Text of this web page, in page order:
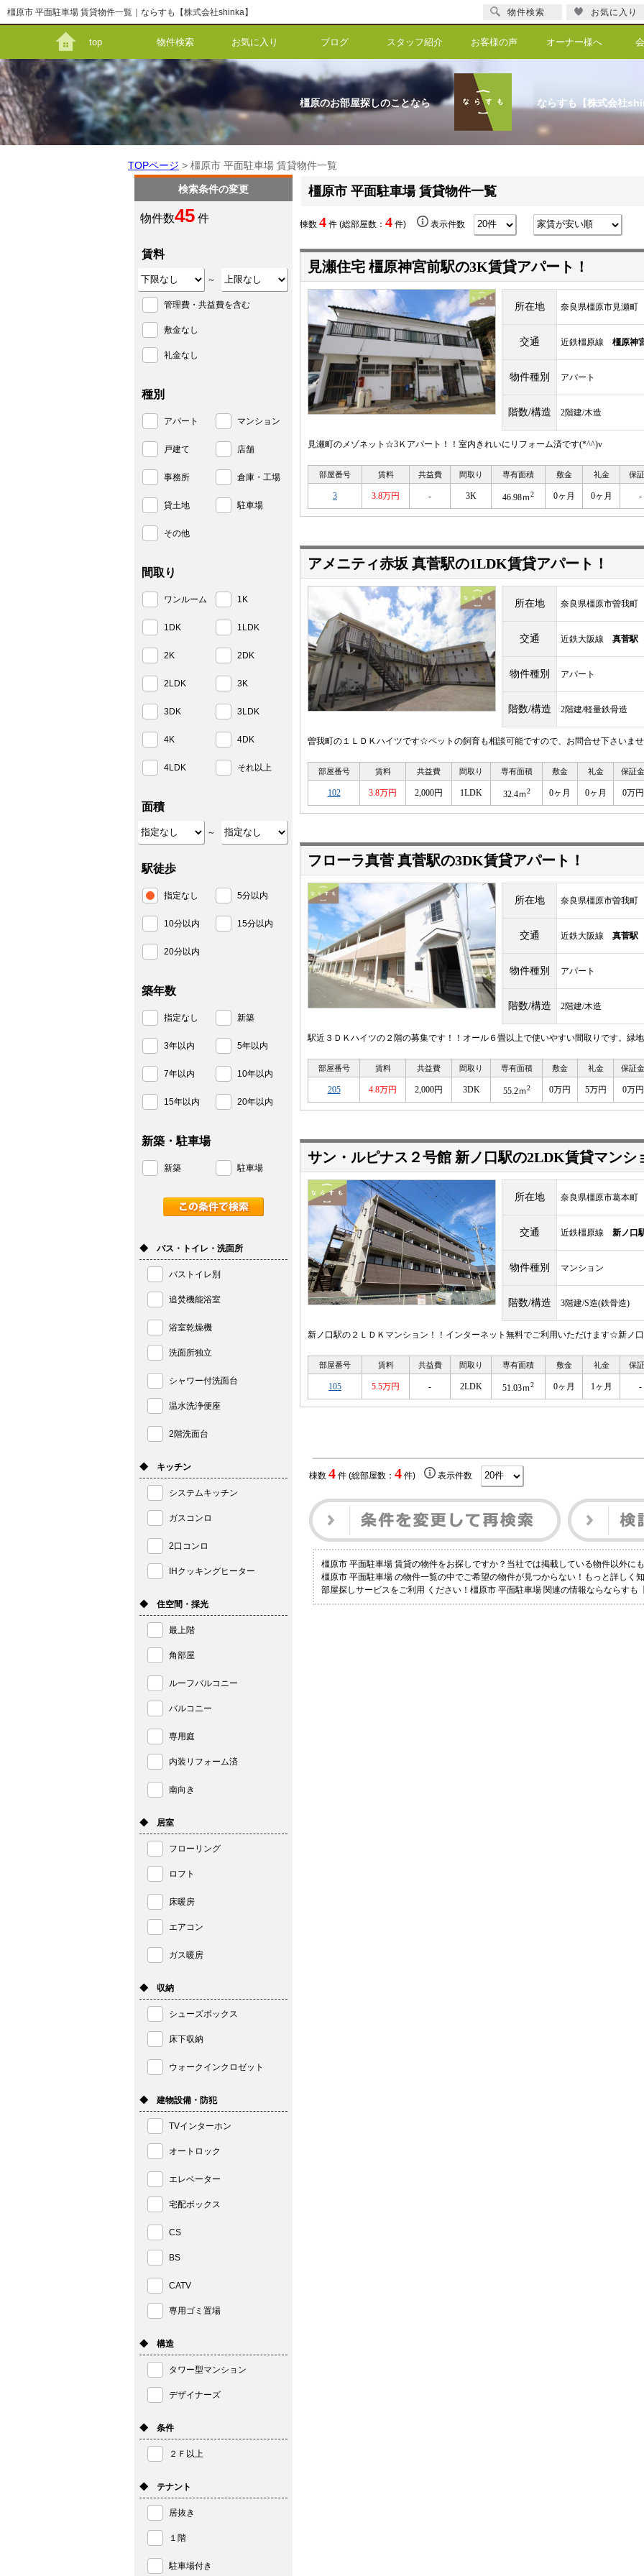
橿原市 平面駐車場 賃貸物件一覧｜ならすも【株式会社shinka】
top 物件検索 お気に入り ブログ スタッフ紹介 お客様の声 オーナー様へ
橿原のお部屋探しのことなら ならすも【株式会社
TOPページ > 橿原市 平面駐車場 賃貸物件一覧
橿原市 平面駐車場 賃貸物件一覧
棟数 4 件 (総部屋数： 4 件) 表示件数
見瀬住宅 橿原神宮前駅の3K賃貸アパート！
所在地 奈良県橿原市見瀬町
交通 近鉄橿原線 橿原神
物件種別 アパート
階数/構造 2階建/木造
見瀬町のメゾネット☆3Ｋアパート！！室内きれいにリフォーム済です(*^^)v
部屋番号 賃料 共益費 間取り 専有面積 敷金 礼金 保
3 3.8万円 - 3K 46.98ｍ2 0ヶ月 0ヶ月 -
アメニティ赤坂 真菅駅の1LDK賃貸アパート！
所在地 奈良県橿原市曽我町
交通 近鉄大阪線 真菅駅
物件種別 アパート
階数/構造 2階建/軽量鉄骨造
曽我町の１ＬＤＫハイツです☆ペットの飼育も相談可能ですので、お問合せ下さいませ
部屋番号 賃料 共益費 間取り 専有面積 敷金 礼金 保証金
102 3.8万円 2,000円 1LDK 32.4ｍ2 0ヶ月 0ヶ月 0万円
フローラ真菅 真菅駅の3DK賃貸アパート！
所在地 奈良県橿原市曽我町
交通 近鉄大阪線 真菅駅
物件種別 アパート
階数/構造 2階建/木造
駅近３ＤＫハイツの２階の募集です！！オール６畳以上で使いやすい間取りです。緑
部屋番号 賃料 共益費 間取り 専有面積 敷金 礼金 保証金
205 4.8万円 2,000円 3DK 55.2ｍ2 0万円 5万円 0万円
サン・ルピナス２号館 新ノ口駅の2LDK賃貸マンシ
所在地 奈良県橿原市葛本町
交通 近鉄橿原線 新ノ口
物件種別 マンション
階数/構造 3階建/S造(鉄骨造)
新ノ口駅の２ＬＤＫマンション！！インターネット無料でご利用いただけます☆新ノ
部屋番号 賃料 共益費 間取り 専有面積 敷金 礼金 保
105 5.5万円 - 2LDK 51.03ｍ2 0ヶ月 1ヶ月 -
棟数 4件 (総部屋数： 4件) 表示件数
橿原市 平面駐車場 賃貸の物件をお探しですか？当社では掲載している物件以外に
橿原市 平面駐車場 の物件一覧の中でご希望の物件が見つからない！もっと詳しく
部屋探しサービスをご利用 ください！橿原市 平面駐車場 関連の情報ならならすも
検索条件の変更
物件数45 件
賃料
～
管理費・共益費を含む
敷金なし
礼金なし
種別
アパート マンション
戸建て 店舗
事務所 倉庫・工場
貸土地 駐車場
その他
間取り
ワンルーム 1K
1DK 1LDK
2K 2DK
2LDK 3K
3DK 3LDK
4K 4DK
4LDK それ以上
面積
～
駅徒歩
指定なし 5分以内
10分以内 15分以内
20分以内
築年数
指定なし 新築
3年以内 5年以内
7年以内 10年以内
15年以内 20年以内
新築・駐車場
新築 駐車場
◆ バス・トイレ・洗面所
バストイレ別
追焚機能浴室
浴室乾燥機
洗面所独立
シャワー付洗面台
温水洗浄便座
2階洗面台
◆ キッチン
システムキッチン
ガスコンロ
2口コンロ
IHクッキングヒーター
◆ 住空間・採光
最上階
角部屋
ルーフバルコニー
バルコニー
専用庭
内装リフォーム済
南向き
◆ 居室
フローリング
ロフト
床暖房
エアコン
ガス暖房
◆ 収納
シューズボックス
床下収納
ウォークインクロゼット
◆ 建物設備・防犯
TVインターホン
オートロック
エレベーター
宅配ボックス
CS
BS
CATV
専用ゴミ置場
◆ 構造
タワー型マンション
デザイナーズ
◆ 条件
２Ｆ以上
◆ テナント
居抜き
１階
駐車場付き
物件検索 お気に入り